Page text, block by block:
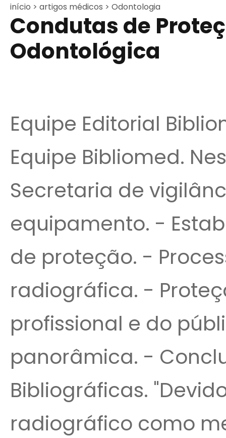
início > artigos médicos > Odontologia
Condutas de
Odontológica
Equipe Editorial
Equipe Bibliomed.
Secretaria de
equipamento. -
de proteção. -
radiográfica. -
profissional e do
panorâmica. -
Bibliográficas.
radiográfico como